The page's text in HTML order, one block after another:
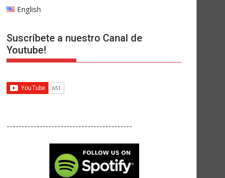
English
Suscríbete a nuestro Canal de
Youtube!
------------------------------------------